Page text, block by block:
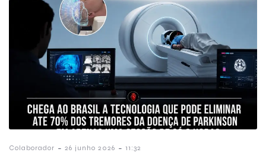
Colaborador - 26 junho 2026 - 11:32